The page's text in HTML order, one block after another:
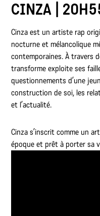
CINZA |
Cinza est un artiste rap
nocturne et mélancolique
contemporaines. À travers
transforme exploite ses
questionnements d’une
construction de soi, les
et l’actualité.
Cinza s’inscrit comme un
époque et prêt à porter sa